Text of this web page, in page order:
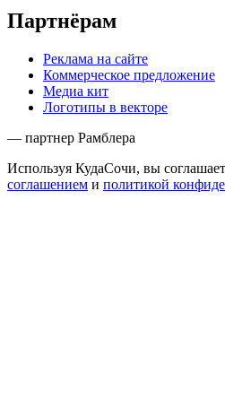
Партнёрам
Реклама на сайте
Коммерческое предложение
Медиа кит
Логотипы в векторе
— партнер Рамблера
Используя КудаСочи, вы
соглашением и политикой